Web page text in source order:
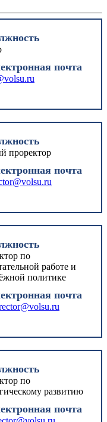
почта
проректор
почта
по
работе и
политике
почта
по
развитию
почта